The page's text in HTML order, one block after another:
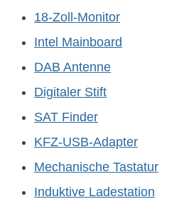
18-Zoll-Monitor
Intel Mainboard
DAB Antenne
Digitaler Stift
SAT Finder
KFZ-USB-Adapter
Mechanische Tastatur
Induktive Ladestation